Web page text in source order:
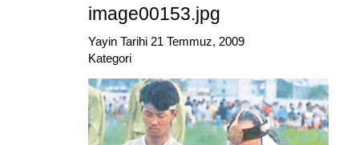
image00153.jpg
Yayin Tarihi 21 Temmuz, 2009
Kategori